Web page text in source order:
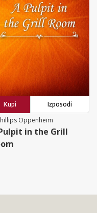
Kupi
Izposodi
Oppenheim
in the Grill